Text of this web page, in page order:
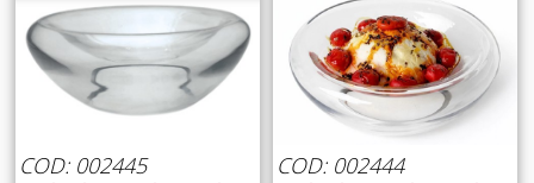
COD: 002445 COD: 002444